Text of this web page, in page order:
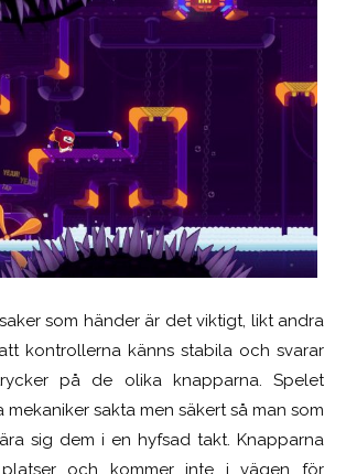
som händer är det viktigt, likt andra
kontrollerna känns stabila och svarar
på de olika knapparna. Spelet
sakta men säkert så man som
sig dem i en hyfsad takt. Knapparna
och kommer inte i vägen för